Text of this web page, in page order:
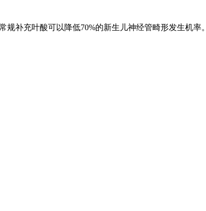
补充叶酸可以降低70%的新生儿神经管畸形发生机率。